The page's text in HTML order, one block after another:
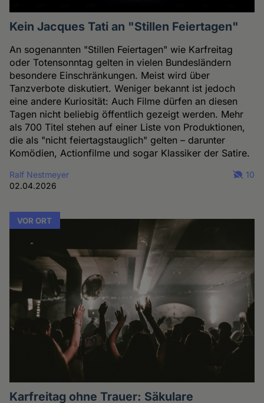
Kein Jacques Tati an "Stillen Feiertagen"
An sogenannten "Stillen Feiertagen" wie Karfreitag
oder Totensonntag gelten in vielen Bundesländern
besondere Einschränkungen. Meist wird über
Tanzverbote diskutiert. Weniger bekannt ist jedoch
eine andere Kuriosität: Auch Filme dürfen an diesen
Tagen nicht beliebig öffentlich gezeigt werden. Mehr
als 700 Titel stehen auf einer Liste von Produktionen,
die als "nicht feiertagstauglich" gelten – darunter
Komödien, Actionfilme und sogar Klassiker der Satire.
Ralf Nestmeyer
02.04.2026
10
VOR ORT
Karfreitag ohne Trauer: Säkulare